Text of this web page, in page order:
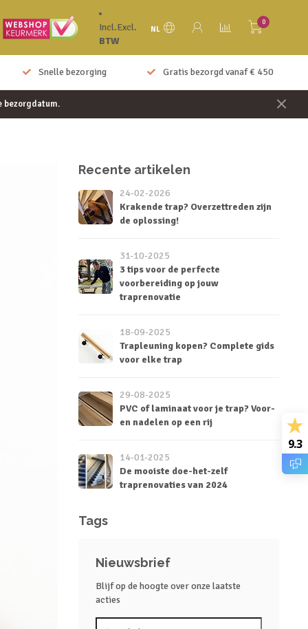
Incl.Excl.
BTW
NL
0
Snelle bezorging Gratis bezorgd vanaf € 450
bezorgdatum.
Recente artikelen
24-02-2026
Krakende trap? Overzettreden zijn
de oplossing!
31-10-2025
3 tips voor de perfecte
voorbereiding op jouw
traprenovatie
18-09-2025
Trapleuning kopen? Complete gids
voor elke trap
29-08-2025
PVC of laminaat voor je trap? Voor-
en nadelen op een rij
14-01-2025
De mooiste doe-het-zelf
traprenovaties van 2024
Tags
Nieuwsbrief
Blijf op de hoogte over onze laatste
acties
9.3